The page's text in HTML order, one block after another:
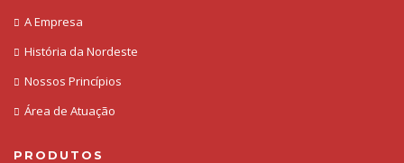
A Empresa
História da Nordeste
Nossos Princípios
Área de Atuação
PRODUTOS